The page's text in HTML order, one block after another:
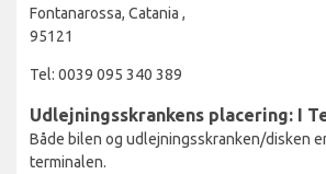
Fontanarossa, Catania ,
95121
Tel: 0039 095 340 389
Udlejningsskrankens placering: I
Både bilen og udlejningsskranken/disken
terminalen.